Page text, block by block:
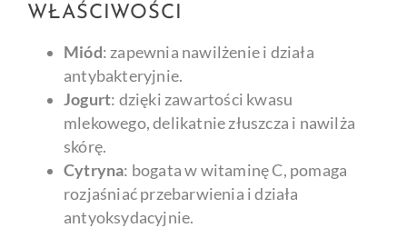
WŁAŚCIWOŚCI
Miód: zapewnia nawilżenie i działa
antybakteryjnie.
Jogurt: dzięki zawartości kwasu
mlekowego, delikatnie złuszcza i nawilża
skórę.
Cytryna: bogata w witaminę C, pomaga
rozjaśniać przebarwienia i działa
antyoksydacyjnie.